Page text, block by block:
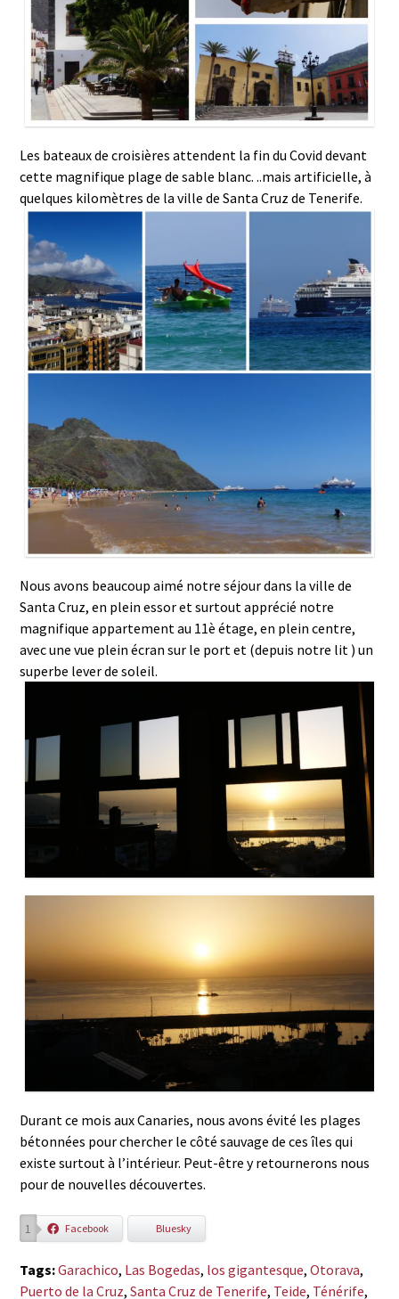
Les bateaux de croisières attendent la fin du Covid devant
cette magnifique plage de sable blanc. ..mais artificielle, à
quelques kilomètres de la ville de Santa Cruz de Tenerife.
Nous avons beaucoup aimé notre séjour dans la ville de
Santa Cruz, en plein essor et surtout apprécié notre
magnifique appartement au 11è étage, en plein centre,
avec une vue plein écran sur le port et (depuis notre lit ) un
superbe lever de soleil.
Durant ce mois aux Canaries, nous avons évité les plages
bétonnées pour chercher le côté sauvage de ces îles qui
existe surtout à l’intérieur. Peut-être y retournerons nous
pour de nouvelles découvertes.
1 Facebook Bluesky
Tags:Garachico, Las Bogedas, los gigantesque,Otorava,
Puerto de la Cruz,Santa Cruz de Tenerife, Teide, Ténérife,